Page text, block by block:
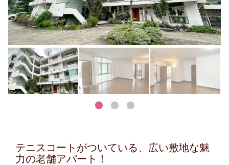
テニスコートがついている、広い敷地な魅
力の老舗アパート！